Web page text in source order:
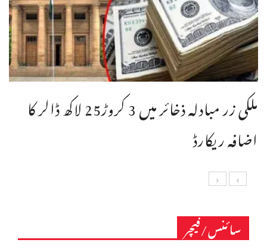
ملکی زر مبادلہ ذخائر میں 3 کروڑ25 لاکھ ڈالر کا
اضافہ ریکارڈ
سائنس/فیچر